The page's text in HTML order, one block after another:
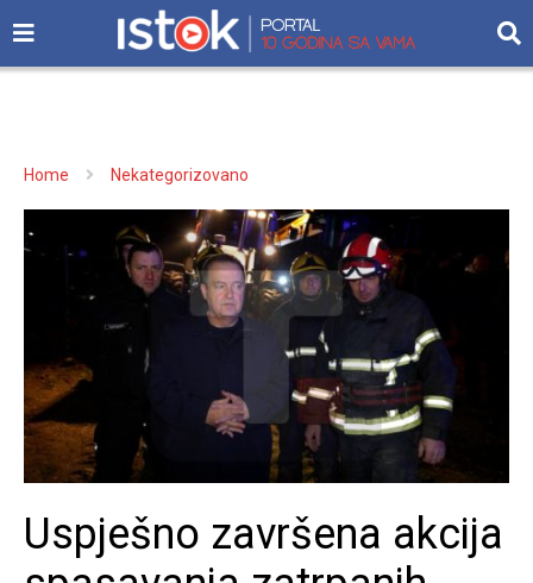
Home Nekategorizovano
Uspješno završena akcija